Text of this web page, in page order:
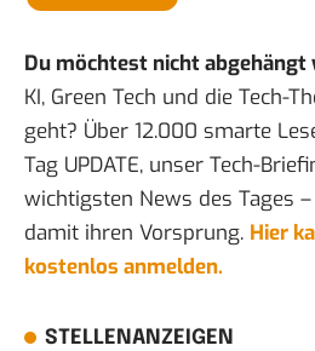
Du möchtest nicht abgehängt
KI, Green Tech und die Tech-
geht? Über 12.000 smarte
Tag UPDATE, unser Tech-
wichtigsten News des Tages
damit ihren Vorsprung. Hier
kostenlos anmelden.
STELLENANZEIGEN